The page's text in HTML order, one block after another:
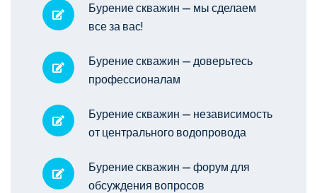
Бурение скважин — мы сделаем
все за вас!
Бурение скважин — доверьтесь
профессионалам
Бурение скважин — независимость
от центрального водопровода
Бурение скважин — форум для
обсуждения вопросов